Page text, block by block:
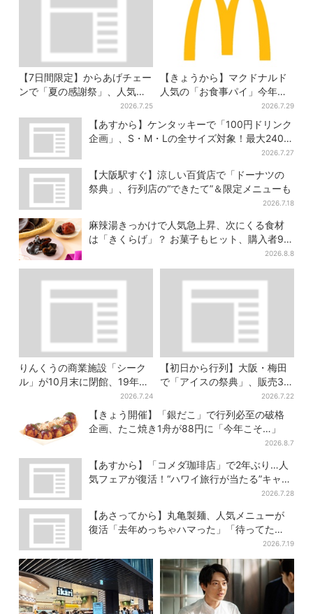
【7日間限定】からあげチェー
ンで「夏の感謝祭」、人気の
2026.7.25
【きょうから】マクドナルド
人気の「お食事パイ」今年も
登場、熱々とろ～り夏限定メ
ニュー
2026.7.29
【あすから】ケンタッキーで「100円ドリンク
企画」、S・M・Lの全サイズ対象！最大240円
2026.7.27
【大阪駅すぐ】涼しい百貨店で「ドーナツの
祭典」、行列店の“できたて”＆限定メニューも
2026.7.18
麻辣湯きっかけで人気急上昇、次にくる食材
は「きくらげ」？ お菓子もヒット、購入者9割
2026.8.8
りんくうの商業施設「シーク
ル」が10月末に閉館、19年の
歴史に幕…南大阪民に衝撃は
2026.7.24
【初日から行列】大阪・梅田
で「アイスの祭典」、販売30
分で完売…“ほうせき箱”の限定
メニューも
2026.7.22
【きょう開催】「銀だこ」で行列必至の破格
企画、たこ焼き1舟が88円に「今年こそ…」
2026.8.7
【あすから】「コメダ珈琲店」で2年ぶり…人
気フェアが復活！“ハワイ旅行が当たる”キャン
2026.7.28
【あさってから】丸亀製麺、人気メニューが
復活「去年めっちゃハマった」「待ってた
2026.7.19